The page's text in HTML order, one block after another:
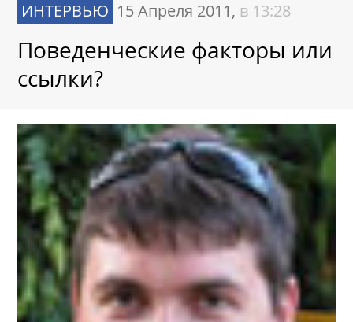
ИНТЕРВЬЮ 15 Апреля 2011, в 13:28
Поведенческие факторы или
ссылки?